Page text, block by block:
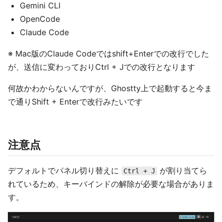
Gemini CLI
OpenCode
Claude Code
※ Mac版のClaude Codeではshift+Enterでの改行でした
が、送信に変わっておりCtrl + Jでの改行となります
何故かわからないんですが、Ghostty上で起動すると今ま
で通りShift + Enterで改行みたいです
注意点
デフォルトでパネル切り替えに Ctrl + J
が割り当てら
れているため、キーバインドの解除が必要な場合がありま
す。